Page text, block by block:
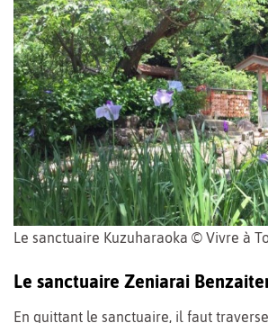
Le sanctuaire Kuzuharaoka © Vivre à
Le sanctuaire Zeniarai
En quittant le sanctuaire, il faut